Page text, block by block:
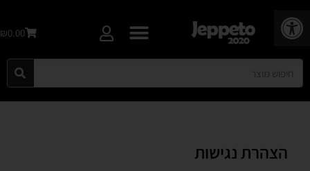
פתח סרגל נגישות
₪0.00
הצהרת נגישות